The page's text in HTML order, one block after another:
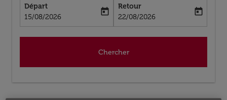
Départ
fc-booking-departure-date-aria-label
15/08/2026
today
Retour
fc-booking-return-date-aria-label
22/08/2026
today
Chercher